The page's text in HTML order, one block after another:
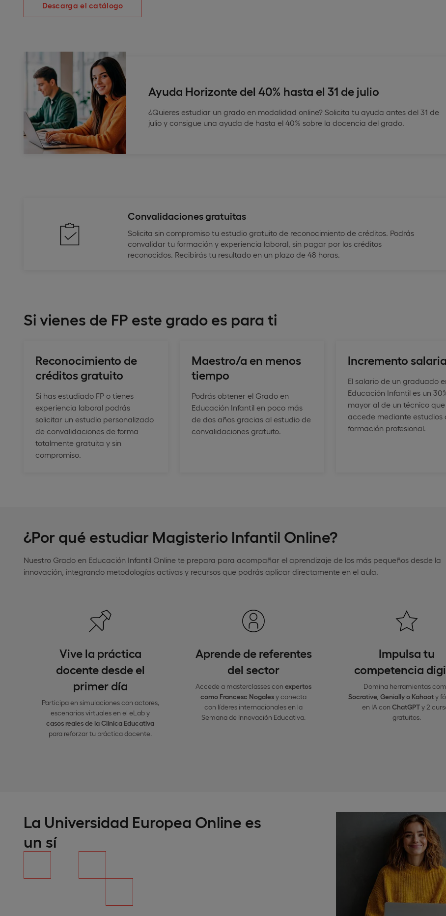
Descarga el catálogo
Ayuda Horizonte del 40% hasta el 31 de julio
¿Quieres estudiar un grado en modalidad online? Solicita tu ayuda antes del 31 de
julio y consigue una ayuda de hasta el 40% sobre la docencia del grado.
Convalidaciones gratuitas
Solicita sin compromiso tu estudio gratuito de reconocimiento de créditos. Podrás
convalidar tu formación y experiencia laboral, sin pagar por los créditos
reconocidos. Recibirás tu resultado en un plazo de 48 horas.
Si vienes de FP este grado es para ti
Reconocimiento de
créditos gratuito
Si has estudiado FP o tienes
experiencia laboral podrás
solicitar un estudio personalizado
de convalidaciones de forma
totalmente gratuita y sin
compromiso.
Maestro/a en menos
tiempo
Podrás obtener el Grado en
Educación Infantil en poco más
de dos años gracias al estudio de
convalidaciones gratuito.
Incremento
El salario de un graduado
Educación Infantil es un
mayor al de un técnico que
accede mediante estudios
formación profesional.
¿Por qué estudiar Magisterio Infantil Online?
Nuestro Grado en Educación Infantil Online te prepara para acompañar el aprendizaje de los más pequeños desde la
innovación, integrando metodologías activas y recursos que podrás aplicar directamente en el aula.
Vive la práctica
docente desde el
primer día
Participa en simulaciones con actores,
escenarios virtuales en el eLab y
casos reales de la Clínica Educativa
para reforzar tu práctica docente.
Aprende de referentes
del sector
Accede a masterclasses con expertos
como Francesc Nogalesy conecta
con líderes internacionales en la
Semana de Innovación Educativa.
Impulsa tu
competencia
Domina herramientas
Socrative, Genially o Kahooty
en IA con ChatGPTy 2
gratuitos.
La Universidad Europea Online es
un sí